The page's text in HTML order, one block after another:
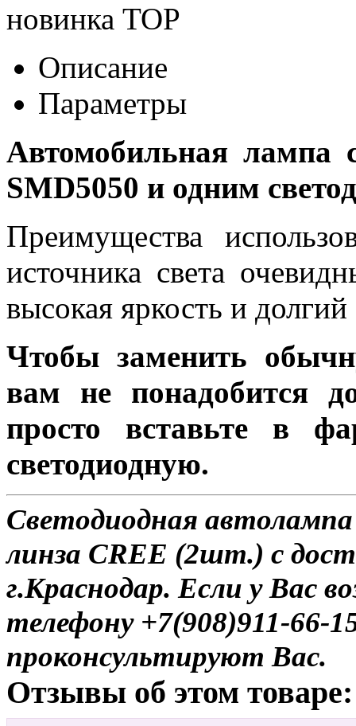
новинка TOP
Описание
Параметры
Автомобильная лампа
SMD5050 и одним
Преимущества
источника света
высокая яркость и
Чтобы заменить
вам не понадобится
просто вставьте в
светодиодную.
Светодиодная
линза CREE (2шт.) с
г.Краснодар. Если у Вас
телефону +7(908)911-
проконсультируют Вас.
Отзывы об этом товаре: